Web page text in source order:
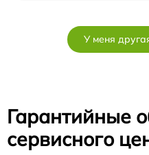
У меня
Гарантийные
сервисного